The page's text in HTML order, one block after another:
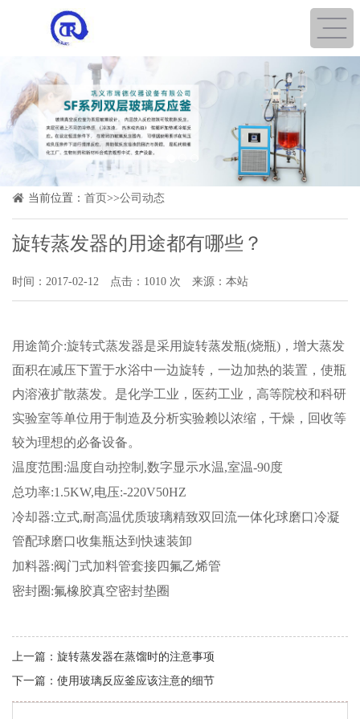
当前位置： 首页>>公司动态
旋转蒸发器的用途都有哪些？
时间：2017-02-12 点击：1010 次 来源：本站
用途简介:旋转式蒸发器是采用旋转蒸发瓶(烧瓶)，增大蒸发
面积在减压下置于水浴中一边旋转，一边加热的装置，使瓶
内溶液扩散蒸发。是化学工业，医药工业，高等院校和科研
实验室等单位用于制造及分析实验赖以浓缩，干燥，回收等
较为理想的必备设备。
温度范围:温度自动控制,数字显示水温,室温-90度
总功率:1.5KW,电压:-220V50HZ
冷却器:立式,耐高温优质玻璃精致双回流一体化球磨口冷凝
管配球磨口收集瓶达到快速装卸
加料器:阀门式加料管套接四氟乙烯管
密封圈:氟橡胶真空密封垫圈
上一篇： 旋转蒸发器在蒸馏时的注意事项
下一篇： 使用玻璃反应釜应该注意的细节